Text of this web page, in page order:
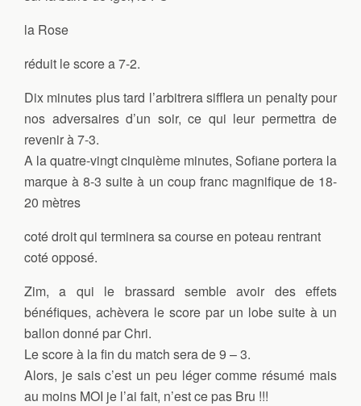
la Rose
réduit le score a 7-2.
Dix minutes plus tard l’arbitrera sifflera un penalty pour
nos adversaires d’un soir, ce qui leur permettra de
revenir à 7-3.
A la quatre-vingt cinquième minutes, Sofiane portera la
marque à 8-3 suite à un coup franc magnifique de 18-
20 mètres
coté droit qui terminera sa course en poteau rentrant
coté opposé.
Zim, a qui le brassard semble avoir des effets
bénéfiques, achèvera le score par un lobe suite à un
ballon donné par Chri.
Le score à la fin du match sera de 9 – 3.
Alors, je sais c’est un peu léger comme résumé mais
au moins MOI je l’ai fait, n’est ce pas Bru !!!